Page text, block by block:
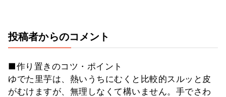
投稿者からのコメント
■作り置きのコツ・ポイント
ゆでた里芋は、熱いうちにむくと比較的スルッと皮
がむけますが、無理しなくて構いません。手でさわ